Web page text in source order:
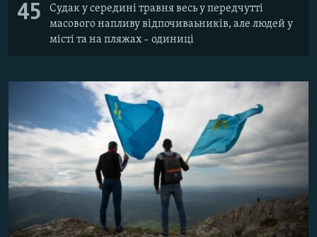
45
Судак у середині травня весь у передчутті
масового напливу відпочиваьників, але людей у
місті та на пляжах – одиниці